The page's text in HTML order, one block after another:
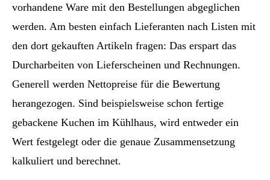
vorhandene Ware mit den Bestellungen abgeglichen
werden. Am besten einfach Lieferanten nach Listen mit
den dort gekauften Artikeln fragen: Das erspart das
Durcharbeiten von Lieferscheinen und Rechnungen.
Generell werden Nettopreise für die Bewertung
herangezogen. Sind beispielsweise schon fertige
gebackene Kuchen im Kühlhaus, wird entweder ein
Wert festgelegt oder die genaue Zusammensetzung
kalkuliert und berechnet.